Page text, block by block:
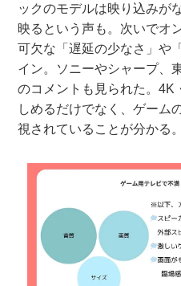
ックのモデルは映り込みが
映るという声も。次いでオ
可欠な「遅延の少なさ」や
イン。ソニーやシャープ、
のコメントも見られた。4K
しめるだけでなく、ゲーム
視されていることが分かる。